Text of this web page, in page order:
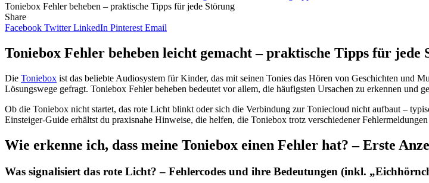
Toniebox Fehler beheben – praktische Tipps für jede Störung
Share
Facebook Twitter LinkedIn Pinterest Email
Toniebox Fehler beheben leicht gemacht – praktische Tipps für jede
Die Toniebox ist das beliebte Audiosystem für Kinder, das mit seinen Tonies das Hören von Geschichten und
Lösungswege gefragt. Toniebox Fehler beheben bedeutet vor allem, die häufigsten Ursachen zu erkennen und
Ob die Toniebox nicht startet, das rote Licht blinkt oder sich die Verbindung zur Toniecloud nicht aufbaut –
Einsteiger-Guide erhältst du praxisnahe Hinweise, die helfen, die Toniebox trotz verschiedener
Wie erkenne ich, dass meine Toniebox einen Fehler hat? – Erste
Was signalisiert das rote Licht? – Fehlercodes und ihre Bedeutungen (inkl.